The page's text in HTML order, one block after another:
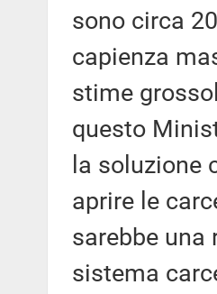
sono circa
capienza
stime
questo
la soluzione
aprire le
sarebbe una
sistema